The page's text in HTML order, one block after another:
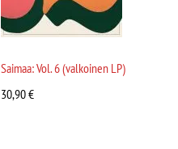
Saimaa: Vol. 6 (valkoinen LP)
30,90€